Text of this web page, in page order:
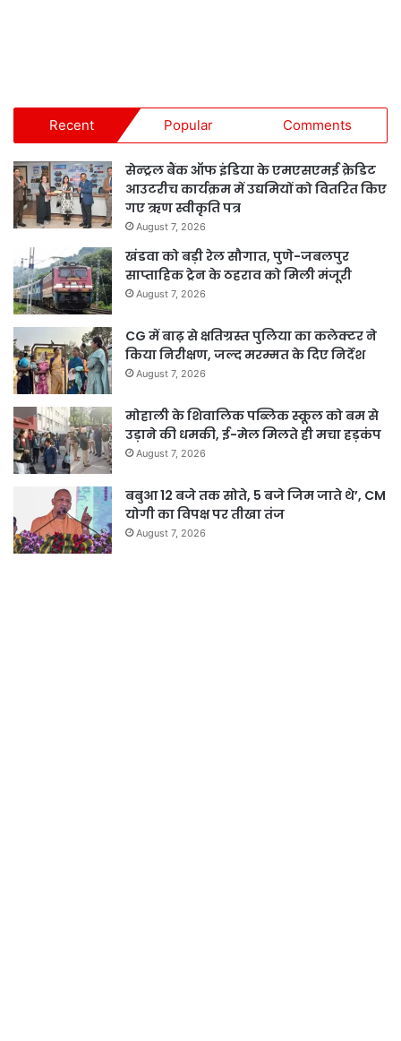
Recent Popular Comments
सेन्ट्रल बैंक ऑफ इंडिया के एमएसएमई क्रेडिट
आउटरीच कार्यक्रम में उद्यमियों को वितरित किए
गए ऋण स्वीकृति पत्र
August 7, 2026
खंडवा को बड़ी रेल सौगात, पुणे-जबलपुर
साप्ताहिक ट्रेन के ठहराव को मिली मंजूरी
August 7, 2026
CG में बाढ़ से क्षतिग्रस्त पुलिया का कलेक्टर ने
किया निरीक्षण, जल्द मरम्मत के दिए निर्देश
August 7, 2026
मोहाली के शिवालिक पब्लिक स्कूल को बम से
उड़ाने की धमकी, ई-मेल मिलते ही मचा हड़कंप
August 7, 2026
बबुआ 12 बजे तक सोते, 5 बजे जिम जाते थे’, CM
योगी का विपक्ष पर तीखा तंज
August 7, 2026